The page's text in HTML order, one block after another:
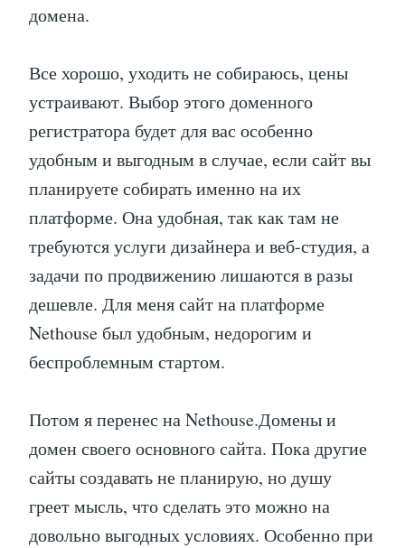
домена.
Все хорошо, уходить не собираюсь, цены
устраивают. Выбор этого доменного
регистратора будет для вас особенно
удобным и выгодным в случае, если сайт вы
планируете собирать именно на их
платформе. Она удобная, так как там не
требуются услуги дизайнера и веб-студия, а
задачи по продвижению лишаются в разы
дешевле. Для меня сайт на платформе
Nethouse был удобным, недорогим и
беспроблемным стартом.
Потом я перенес на Nethouse.Домены и
домен своего основного сайта. Пока другие
сайты создавать не планирую, но душу
греет мысль, что сделать это можно на
довольно выгодных условиях. Особенно при